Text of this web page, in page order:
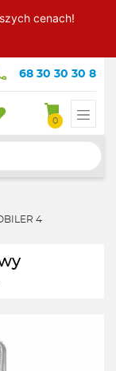
cenach!
68 30 30 30 8
0
4